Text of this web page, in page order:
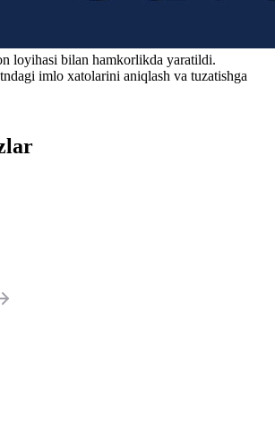
loyihasi bilan hamkorlikda yaratildi.
imlo xatolarini aniqlash va tuzatishga